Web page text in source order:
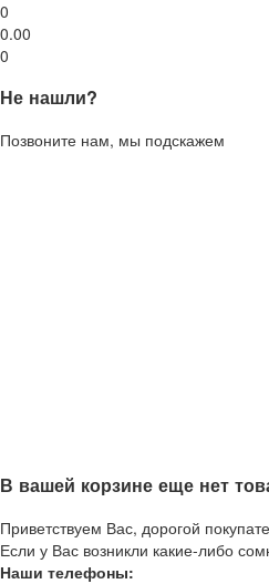
0
0.00
0
Не нашли?
Позвоните нам, мы подскажем
В вашей корзине еще нет
Приветствуем Вас, дорогой
Если у Вас возникли какие-либо
Наши телефоны: